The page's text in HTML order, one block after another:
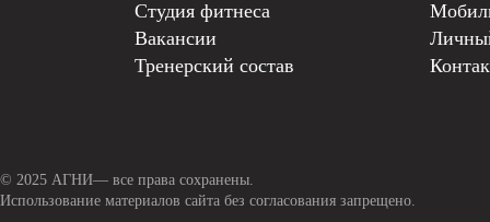
Студия фитнеса
Вакансии
Тренерский состав
© 2025 АГНИ— все права сохранены.
Использование материалов сайта без согласования запрещено.